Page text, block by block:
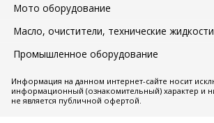
Мото оборудование
Масло, очистители, технические жидкости
Промышленное оборудование
Информация на данном интернет-сайте носит
информационный (ознакомительный) характер и
не является публичной офертой.